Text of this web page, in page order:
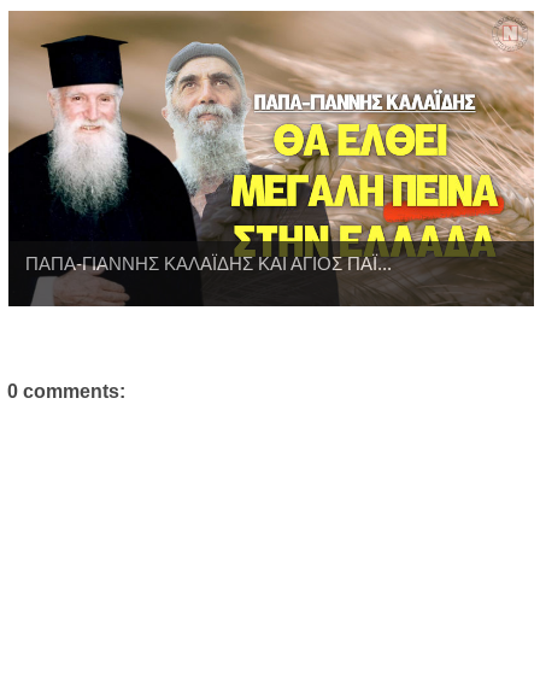
ΠΑΠΑ-ΓΙΑΝΝΗΣ ΚΑΛΑΪΔΗΣ ΚΑΙ ΑΓΙΟΣ ΠΑΪ...
0 comments: